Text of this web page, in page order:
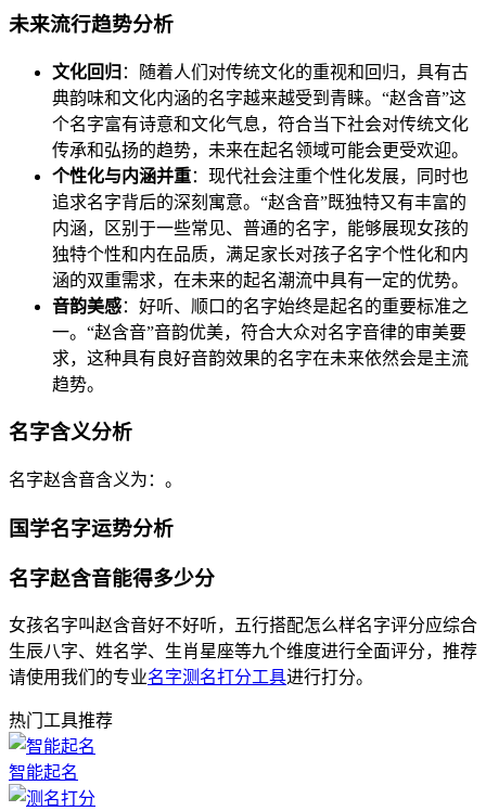
未来流行趋势分析
文化回归 ：随着人们对传统文化的重视和回归，具有古
典韵味和文化内涵的名字越来越受到青睐。“赵含音”这
个名字富有诗意和文化气息，符合当下社会对传统文化
传承和弘扬的趋势，未来在起名领域可能会更受欢迎。
个性化与内涵并重：现代社会注重个性化发展，同时也
追求名字背后的深刻寓意。“赵含音”既独特又有丰富的
内涵，区别于一些常见、普通的名字，能够展现女孩的
独特个性和内在品质，满足家长对孩子名字个性化和内
涵的双重需求，在未来的起名潮流中具有一定的优势。
音韵美感：好听、顺口的名字始终是起名的重要标准之
一。“赵含音”音韵优美，符合大众对名字音律的审美要
求，这种具有良好音韵效果的名字在未来依然会是主流
趋势。
名字含义分析
名字赵含音含义为：。
国学名字运势分析
名字赵含音能得多少分
女孩名字叫赵含音好不好听，五行搭配怎么样名字评分应综合
生辰八字、姓名学、生肖星座等九个维度进行全面评分，推荐
请使用我们的专业名字测名打分工具进行打分。
热门工具推荐
智能起名